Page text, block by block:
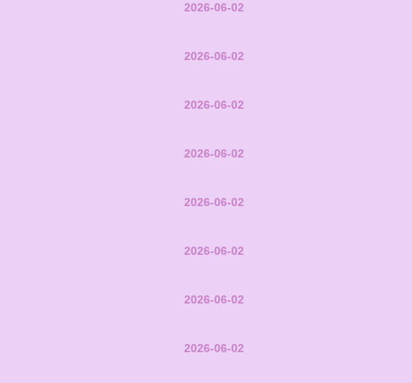
2026-06-02
2026-06-02
2026-06-02
2026-06-02
2026-06-02
2026-06-02
2026-06-02
2026-06-02